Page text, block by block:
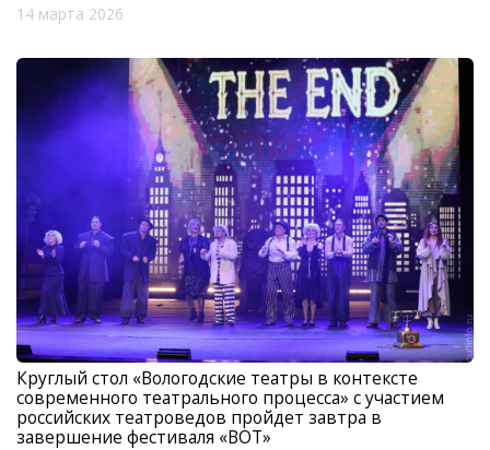
14 марта 2026
Круглый стол «Вологодские театры в контексте
современного театрального процесса» с участием
российских театроведов пройдет завтра в
завершение фестиваля «ВОТ»